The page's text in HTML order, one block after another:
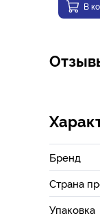
В
Бренд
Страна
Упаковка